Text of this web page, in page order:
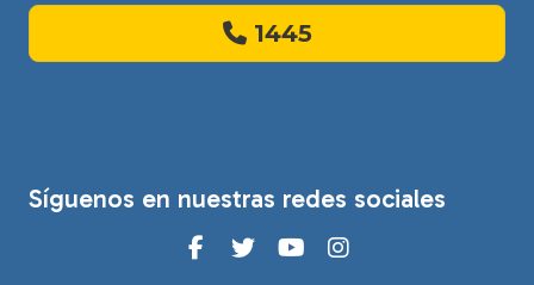
1445
Síguenos en nuestras redes sociales